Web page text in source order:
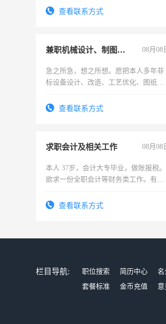
查看联系方式
兼职机械设计、制图、设备改造 08月08
急之所急，想之所想。愿把本人多年非
标设备设计、改造、工艺优化、图纸制
结识有识之士，共享未来。
查看联系方式
求职会计及相关工作 08月08
本人 37岁，会计大专毕业，做账报税。
欲求一份全职会计等财务类工作。有会
查看联系方式
栏目导航: 职位搜索 简历中心
套餐标准
金币充值 意